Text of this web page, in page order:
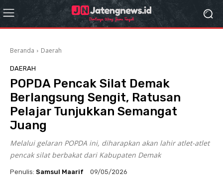
Beranda Daerah
DAERAH
POPDA Pencak Silat Demak
Berlangsung Sengit, Ratusan
Pelajar Tunjukkan Semangat
Juang
Melalui gelaran POPDA ini, diharapkan akan lahir atlet-atlet
pencak silat berbakat dari Kabupaten Demak
Penulis: Samsul Maarif 09/05/2026